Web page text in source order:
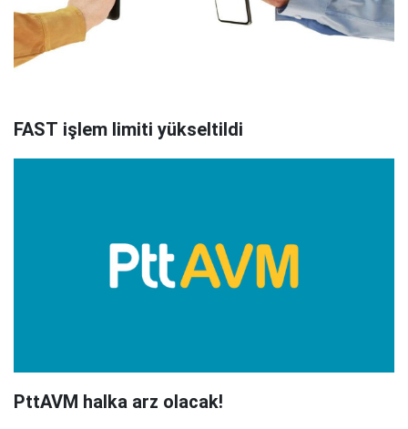
FAST işlem limiti yükseltildi
PttAVM halka arz olacak!